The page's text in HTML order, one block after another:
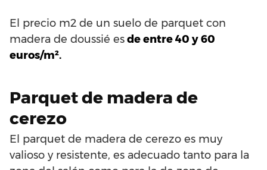
El precio m2 de un suelo de parquet con
madera de doussié esde entre 40 y 60
euros/m².
Parquet de madera de
cerezo
El parquet de madera de cerezo es muy
valioso y resistente, es adecuado tanto para la